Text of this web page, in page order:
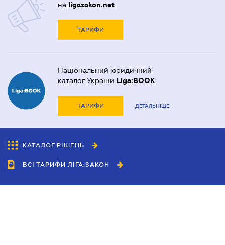
на ligazakon.net
ТАРИФИ
Національний юридичний
каталог України Liga:BOOK
ТАРИФИ ДЕТАЛЬНІШЕ
КАТАЛОГ РІШЕНЬ
ВСІ ТАРИФИ ЛІГА:ЗАКОН